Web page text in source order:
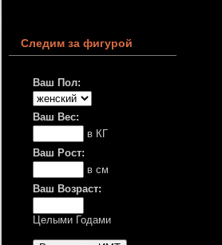
Следим за фигурой
Ваш Пол:
Ваш Вес:
в КГ
Ваш Рост:
в см
Ваш Возраст:
Целыми Годами